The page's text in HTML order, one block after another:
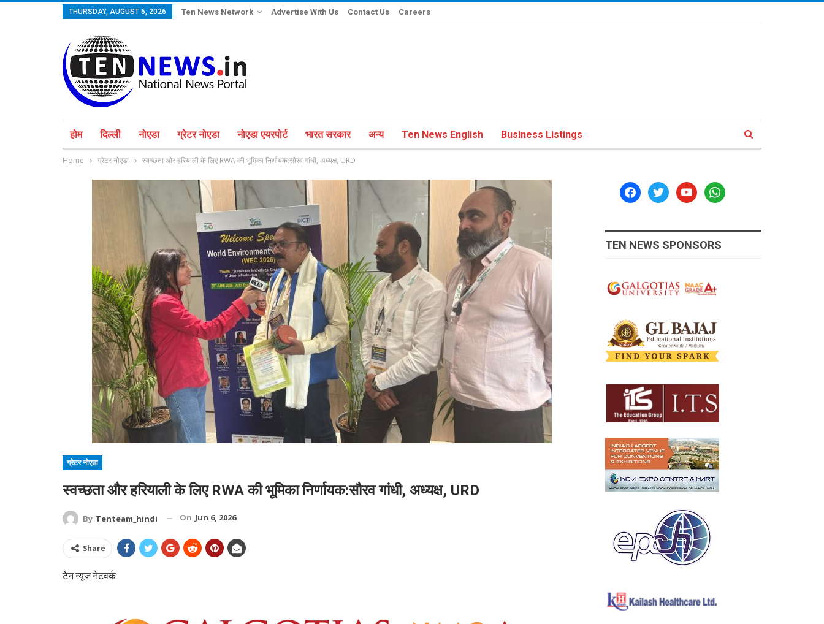
THURSDAY, AUGUST 6, 2026 Ten News Network Advertise With Us Contact Us Careers
होम दिल्ली नोएडा ग्रेटर नोएडा नोएडा एयरपोर्ट भारत सरकार अन्य Ten News English Business Listings
Home ग्रेटर नोएडा स्वच्छता और हरियाली के लिए RWA की भूमिका निर्णायक:सौरव गांधी, अध्यक्ष, URD
ग्रेटर नोएडा
स्वच्छता और हरियाली के लिए RWA की भूमिका निर्णायक:सौरव गांधी, अध्यक्ष, URD
By Tenteam_hindi On Jun 6, 2026
Share
टेन न्यूज नेटवर्क
facebooktwitteryoutubewhatsapp
TEN NEWS SPONSORS